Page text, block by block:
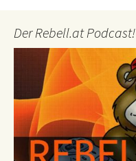
Der Rebell.at Podcast!